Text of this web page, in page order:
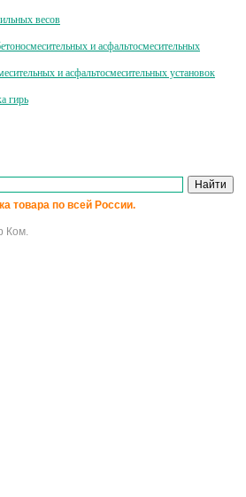
весов
и асфальтосмесительных
и асфальтосмесительных установок
гирь
товара по всей России.
Ком.